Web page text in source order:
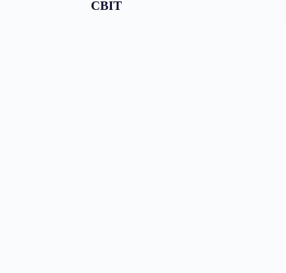
СВІТ